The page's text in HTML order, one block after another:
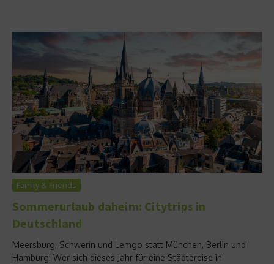
Family & Friends
Sommerurlaub daheim: Citytrips in
Deutschland
Meersburg, Schwerin und Lemgo statt München, Berlin und
Hamburg: Wer sich dieses Jahr für eine Städtereise in